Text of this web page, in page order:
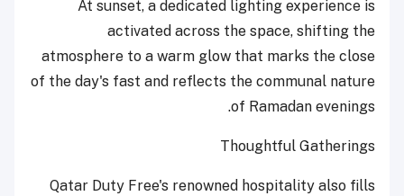
At sunset, a dedicated lighting experience is
activated across the space, shifting the
atmosphere to a warm glow that marks the close
of the day's fast and reflects the communal nature
of Ramadan evenings.
Thoughtful Gatherings
Qatar Duty Free's renowned hospitality also fills